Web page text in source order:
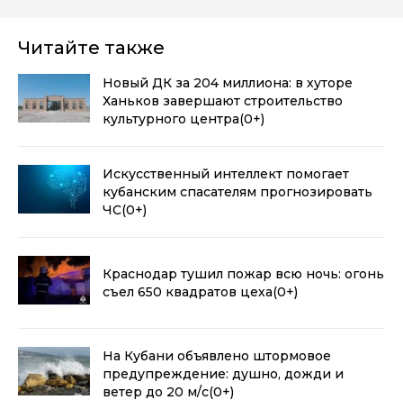
Читайте также
Новый ДК за 204 миллиона: в хуторе
Ханьков завершают строительство
культурного центра(0+)
Искусственный интеллект помогает
кубанским спасателям прогнозировать
ЧС(0+)
Краснодар тушил пожар всю ночь: огонь
съел 650 квадратов цеха(0+)
На Кубани объявлено штормовое
предупреждение: душно, дожди и
ветер до 20 м/с(0+)